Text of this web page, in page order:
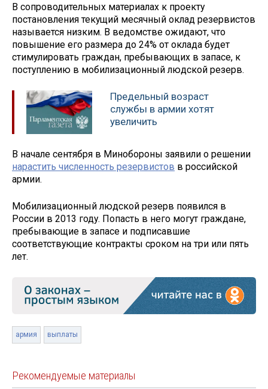
В сопроводительных материалах к проекту
постановления текущий месячный оклад резервистов
называется низким. В ведомстве ожидают, что
повышение его размера до 24% от оклада будет
стимулировать граждан, пребывающих в запасе, к
поступлению в мобилизационный людской резерв.
Предельный возраст
службы в армии хотят
увеличить
В начале сентября в Минобороны заявили о решении
нарастить численность резервистов в российской
армии.
Мобилизационный людской резерв появился в
России в 2013 году. Попасть в него могут граждане,
пребывающие в запасе и подписавшие
соответствующие контракты сроком на три или пять
лет.
армия выплаты
Рекомендуемые материалы